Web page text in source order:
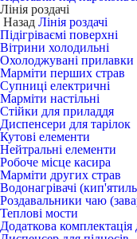
Лінія роздачі
Назад Лінія роздачі
Підігріваємі поверхні
Вітрини холодильні
Охолоджувані прилавки
Марміти перших страв
Супниці електричні
Марміти настільні
Стійки для приладдя
Диспенсери для тарілок
Кутові елементи
Нейтральні елементи
Робоче місце касира
Марміти других страв
Водонагрівачі
Роздавальники чаю
Теплові мости
Додаткова комплектація